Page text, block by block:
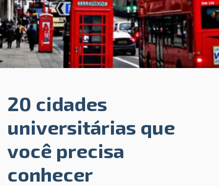
20 cidades
universitárias que
você precisa
conhecer